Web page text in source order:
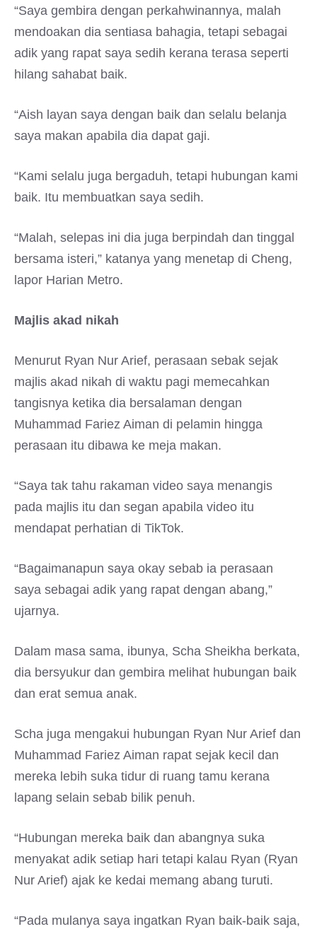
“Saya gembira dengan perkahwinannya, malah
mendoakan dia sentiasa bahagia, tetapi sebagai
adik yang rapat saya sedih kerana terasa seperti
hilang sahabat baik.
“Aish layan saya dengan baik dan selalu belanja
saya makan apabila dia dapat gaji.
“Kami selalu juga bergaduh, tetapi hubungan kami
baik. Itu membuatkan saya sedih.
“Malah, selepas ini dia juga berpindah dan tinggal
bersama isteri,” katanya yang menetap di Cheng,
lapor Harian Metro.
Majlis akad nikah
Menurut Ryan Nur Arief, perasaan sebak sejak
majlis akad nikah di waktu pagi memecahkan
tangisnya ketika dia bersalaman dengan
Muhammad Fariez Aiman di pelamin hingga
perasaan itu dibawa ke meja makan.
“Saya tak tahu rakaman video saya menangis
pada majlis itu dan segan apabila video itu
mendapat perhatian di TikTok.
“Bagaimanapun saya okay sebab ia perasaan
saya sebagai adik yang rapat dengan abang,”
ujarnya.
Dalam masa sama, ibunya, Scha Sheikha berkata,
dia bersyukur dan gembira melihat hubungan baik
dan erat semua anak.
Scha juga mengakui hubungan Ryan Nur Arief dan
Muhammad Fariez Aiman rapat sejak kecil dan
mereka lebih suka tidur di ruang tamu kerana
lapang selain sebab bilik penuh.
“Hubungan mereka baik dan abangnya suka
menyakat adik setiap hari tetapi kalau Ryan (Ryan
Nur Arief) ajak ke kedai memang abang turuti.
“Pada mulanya saya ingatkan Ryan baik-baik saja,